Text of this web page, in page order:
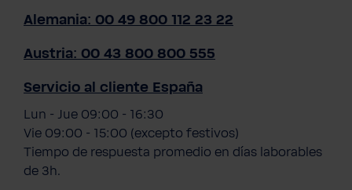
Alemania: 00 49 800 112 23 22
Austria: 00 43 800 800 555
Servicio al cliente España
Lun - Jue 09:00 - 16:30
Vie 09:00 - 15:00 (excepto festivos)
Tiempo de respuesta promedio en días laborables
de 3h.